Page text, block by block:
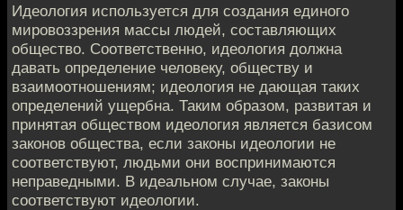
Идеология используется для создания единого
мировоззрения массы людей, составляющих
общество. Соответственно, идеология должна
давать определение человеку, обществу и
взаимоотношениям; идеология не дающая таких
определений ущербна. Таким образом, развитая и
принятая обществом идеология является базисом
законов общества, если законы идеологии не
соответствуют, людьми они воспринимаются
неправедными. В идеальном случае, законы
соответствуют идеологии.